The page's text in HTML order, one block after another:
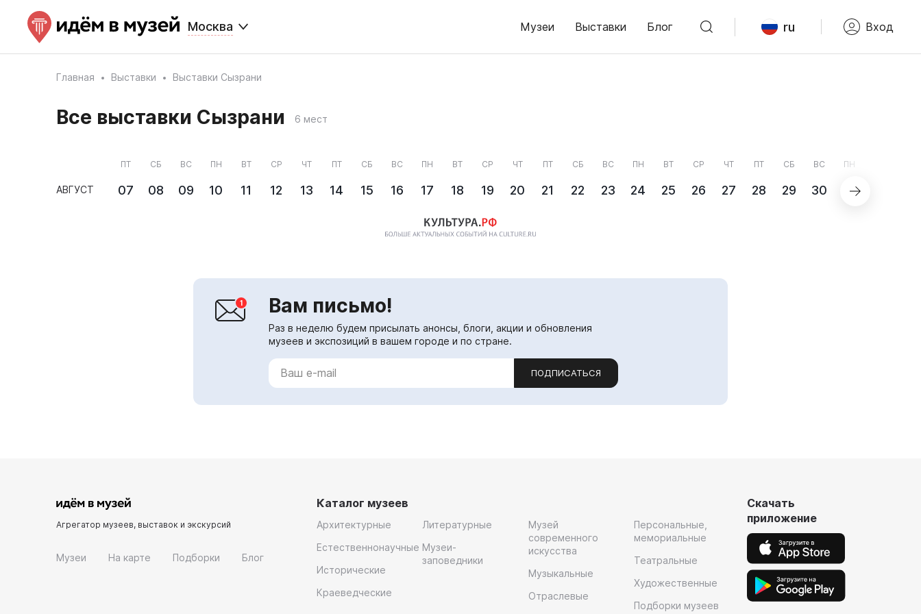
Москва Музеи Выставки Блог ru Вход
Главная Выставки Выставки Сызрани
Все выставки Сызрани 6 мест
АВГУСТ
ПТ
07
СБ
08
ВС
09
ПН
10
ВТ
11
СР
12
ЧТ
13
ПТ
14
СБ
15
ВС
16
ПН
17
ВТ
18
СР
19
ЧТ
20
ПТ
21
СБ
22
ВС
23
ПН
24
ВТ
25
СР
26
ЧТ
27
ПТ
28
СБ
29
ВС
30
ПН
31
Вам письмо!
Раз в неделю будем присылать анонсы, блоги, акции и обновления
музеев и экспозиций в вашем городе и по стране.
ПОДПИСАТЬСЯ
Агрегатор музеев, выставок и экскурсий
Музеи На карте Подборки Блог
Каталог музеев
Архитектурные
Естественнонаучные
Исторические
Краеведческие
Литературные
Музеи-
заповедники
Музей
современного
искусства
Музыкальные
Отраслевые
Персональные,
мемориальные
Театральные
Художественные
Подборки музеев
Скачать
приложение